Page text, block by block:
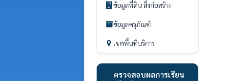
ข้อมูลที่ดิน สิ่งก่อสร้าง
ข้อมูลครุภัณฑ์
เขตพื้นที่บริการ
ตรวจสอบผลการเรียน